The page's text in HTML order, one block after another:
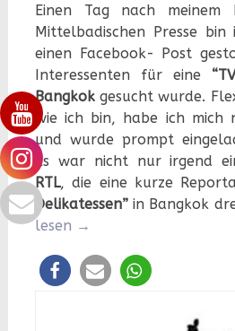
Einen Tag nach
Mittelbadischen Presse
einen Facebook- Post
Interessenten für eine
Bangkokgesucht wurde.
wie ich bin, habe ich mich
und wurde prompt
Es war nicht nur irgend
RTL, die eine kurze
Delikatessen”in Bangkok
lesen →